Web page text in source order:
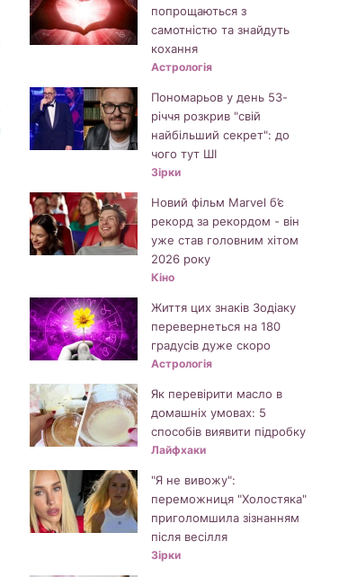
попрощаються з
самотністю та знайдуть
кохання
Астрологія
Пономарьов у день 53-
річчя розкрив "свій
найбільший секрет": до
чого тут ШІ
Зірки
Новий фільм Marvel б’є
рекорд за рекордом - він
уже став головним хітом
2026 року
Кіно
Життя цих знаків Зодіаку
перевернеться на 180
градусів дуже скоро
Астрологія
Як перевірити масло в
домашніх умовах: 5
способів виявити підробку
Лайфхаки
"Я не вивожу":
переможниця "Холостяка"
приголомшила зізнанням
після весілля
Зірки